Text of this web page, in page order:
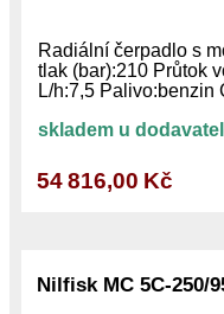
Radiální čerpadlo s
tlak (bar):210 Průtok
L/h:7,5
skladem u
54 816,00 Kč
Nilfisk MC 5C-250/